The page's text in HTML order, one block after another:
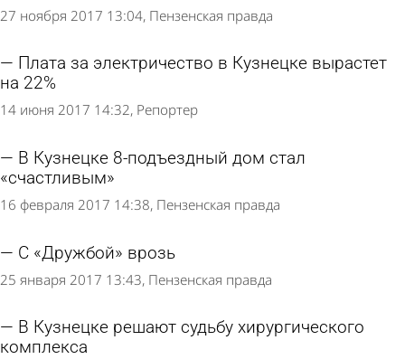
27 ноября 2017 13:04 Пензенская правда
Плата за электричество в Кузнецке вырастет
на 22%
14 июня 2017 14:32 Репортер
В Кузнецке 8-подъездный дом стал
«счастливым»
16 февраля 2017 14:38 Пензенская правда
С «Дружбой» врозь
25 января 2017 13:43 Пензенская правда
В Кузнецке решают судьбу хирургического
комплекса